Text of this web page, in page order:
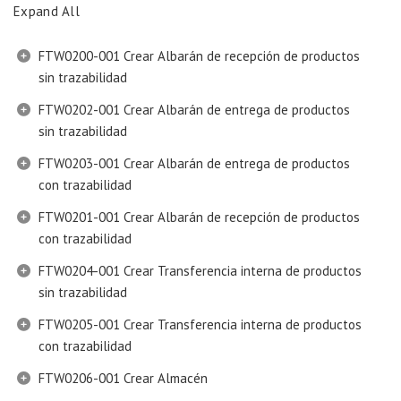
Expand All
FTW0200-001 Crear Albarán de recepción de productos
sin trazabilidad
FTW0202-001 Crear Albarán de entrega de productos
sin trazabilidad
FTW0203-001 Crear Albarán de entrega de productos
con trazabilidad
FTW0201-001 Crear Albarán de recepción de productos
con trazabilidad
FTW0204-001 Crear Transferencia interna de productos
sin trazabilidad
FTW0205-001 Crear Transferencia interna de productos
con trazabilidad
FTW0206-001 Crear Almacén